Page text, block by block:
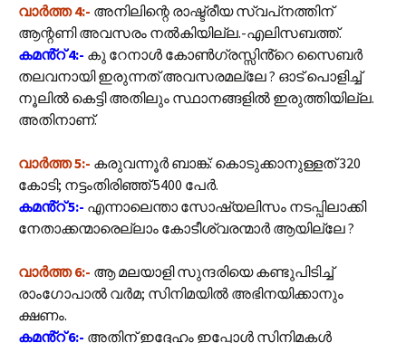
വാർത്ത 4:- അനിലിന്റെ രാഷ്ട്രീയ സ്വപ്‌നത്തിന്
ആന്റണി അവസരം നല്‍കിയില്ല.-എലിസബത്ത്.
കമൻ്റ് 4:- കു റേനാൾ കോൺഗ്രസ്സിൻ്റെ സൈബർ
തലവനായി ഇരുന്നത് അവസരമല്ലേ ? ഓട് പൊളിച്ച്
നൂലിൽ കെട്ടി അതിലും സ്ഥാനങ്ങളിൽ ഇരുത്തിയില്ല.
അതിനാണ്.
വാർത്ത 5:- കരുവന്നൂർ ബാങ്ക്: കൊടുക്കാനുള്ളത് 320
കോടി; നട്ടംതിരിഞ്ഞ് 5400 പേർ.
കമൻ്റ് 5:- എന്നാലെന്താ സോഷ്യലിസം നടപ്പിലാക്കി
നേതാക്കന്മാരെല്ലാം കോടീശ്വരന്മാർ ആയില്ലേ ?
വാർത്ത 6:- ആ മലയാളി സുന്ദരിയെ കണ്ടുപിടിച്ച്
രാംഗോപാല്‍ വര്‍മ; സിനിമയില്‍ അഭിനയിക്കാനും
ക്ഷണം.
കമൻ്റ് 6:- അതിന് ഇദ്ദേഹം ഇപ്പോൾ സിനിമകൾ